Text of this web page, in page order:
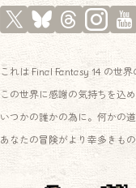
これは Final Fantasy 14 の世界
この世界に感謝の気持ちを込
いつかの誰かの為に。何かの
あなたの冒険がより幸多きも